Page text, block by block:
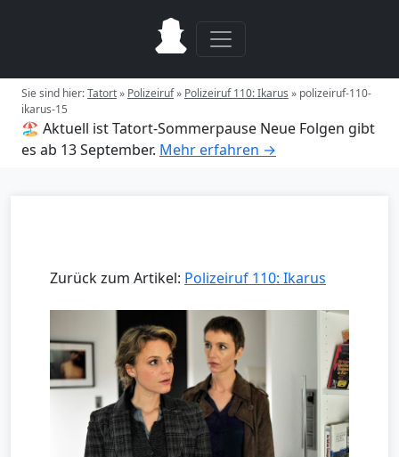
Sie sind hier:Tatort» Polizeiruf» Polizeiruf 110: Ikarus » polizeiruf-110-
ikarus-15
🏖️ Aktuell ist Tatort-Sommerpause Neue Folgen gibt
es ab 13 September. Mehr erfahren →
Zurück zum Artikel: Polizeiruf 110: Ikarus